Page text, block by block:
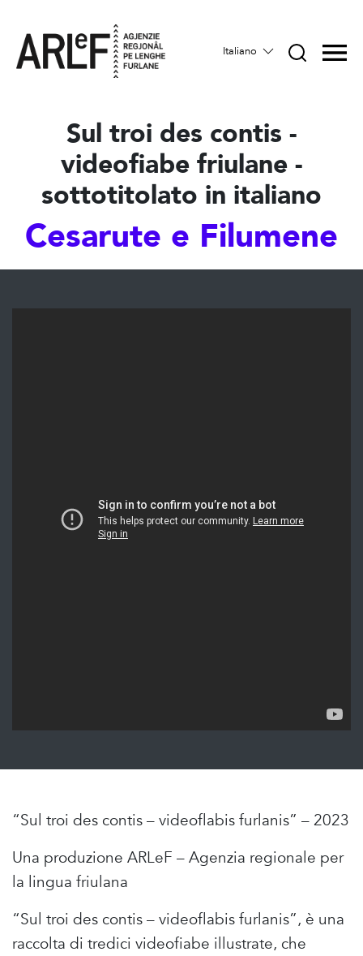
Italiano
Sul troi des contis -
videofiabe friulane -
sottotitolato in italiano
Cesarute e Filumene
“Sul troi des contis – videoflabis furlanis” – 2023
Una produzione ARLeF – Agenzia regionale per
la lingua friulana
“Sul troi des contis – videoflabis furlanis”, è una
raccolta di tredici videofiabe illustrate, che